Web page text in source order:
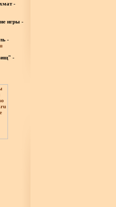
-
игры -
-
-